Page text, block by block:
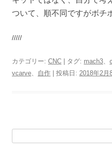
ついて、順不同ですがボチ
/////
カテゴリー: CNC | タグ: mach3、
vcarve、 自作 | 投稿日: 2018年2月